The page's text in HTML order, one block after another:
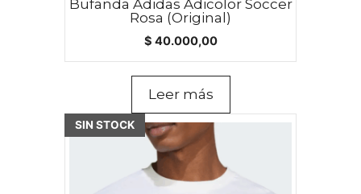
Bufanda Adidas Adicolor Soccer
Rosa (Original)
$ 40.000,00
Leer más
SIN STOCK
Este